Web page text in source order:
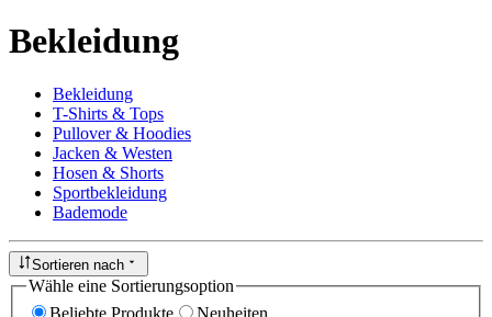
Bekleidung
Bekleidung
T-Shirts & Tops
Pullover & Hoodies
Jacken & Westen
Hosen & Shorts
Sportbekleidung
Bademode
Sortieren nach
Wähle eine Sortierungsoption